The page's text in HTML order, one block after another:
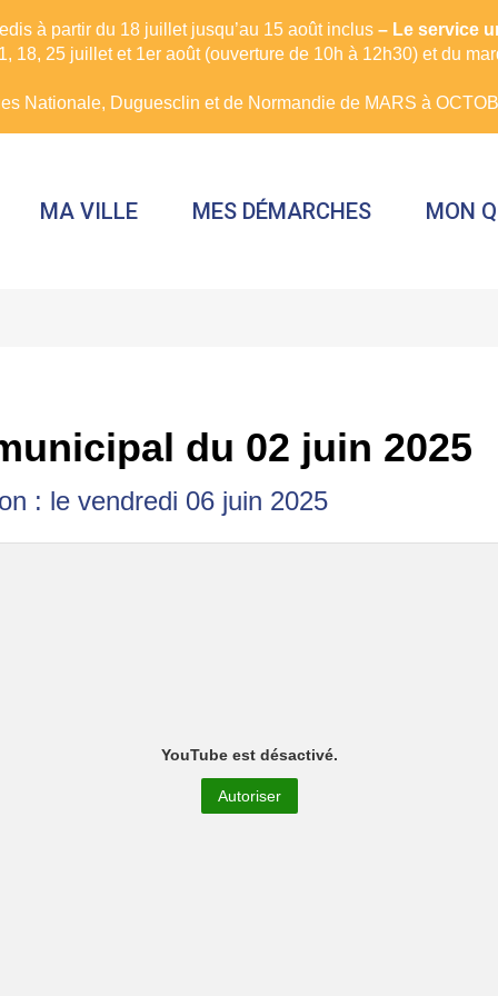
à partir du 18 juillet jusqu’au 15 août inclus – Le service
18, 25 juillet et 1er août (ouverture de 10h à 12h30) et du
Nationale, Duguesclin et de Normandie de MARS à
MA VILLE MES DÉMARCHES MON
du 02 juin 2025
: le vendredi 06 juin 2025
YouTube est désactivé.
Autoriser